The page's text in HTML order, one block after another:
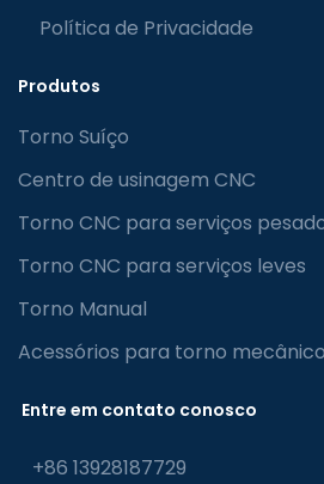
Política de Privacidade
Produtos
Torno Suíço
Centro de usinagem CNC
Torno CNC para serviços
Torno CNC para serviços leves
Torno Manual
Acessórios para torno mecânico
Entre em contato conosco
+86 13928187729